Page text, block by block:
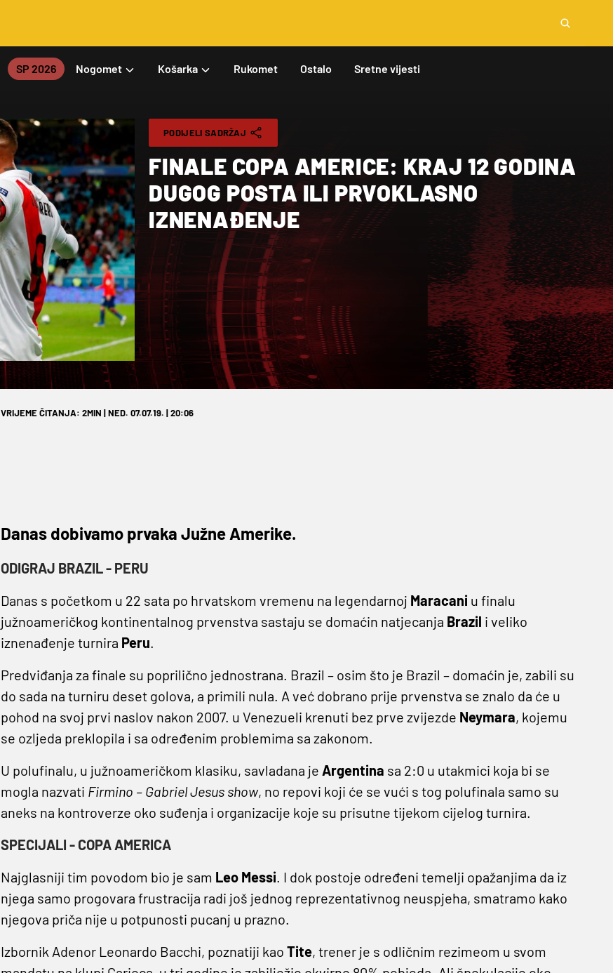
SP 2026 Nogomet Košarka Rukomet Ostalo Sretne vijesti
PODIJELI SADRŽAJ
FINALE COPA AMERICE: KRAJ 12 GODINA
DUGOG POSTA ILI PRVOKLASNO
IZNENAĐENJE
VRIJEME ČITANJA: 2MIN | NED. 07.07.19. | 20:06
Danas dobivamo prvaka Južne Amerike.
ODIGRAJ BRAZIL - PERU
Danas s početkom u 22 sata po hrvatskom vremenu na legendarnoj Maracani u finalu
južnoameričkog kontinentalnog prvenstva sastaju se domaćin natjecanja Brazil i veliko
iznenađenje turnira Peru.
Predviđanja za finale su poprilično jednostrana. Brazil – osim što je Brazil – domaćin je, zabili su
do sada na turniru deset golova, a primili nula. A već dobrano prije prvenstva se znalo da će u
pohod na svoj prvi naslov nakon 2007. u Venezueli krenuti bez prve zvijezde Neymara, kojemu
se ozljeda preklopila i sa određenim problemima sa zakonom.
U polufinalu, u južnoameričkom klasiku, savladana je Argentina sa 2:0 u utakmici koja bi se
mogla nazvati Firmino – Gabriel Jesus show, no repovi koji će se vući s tog polufinala samo su
aneks na kontroverze oko suđenja i organizacije koje su prisutne tijekom cijelog turnira.
SPECIJALI - COPA AMERICA
Najglasniji tim povodom bio je sam Leo Messi. I dok postoje određeni temelji opažanjima da iz
njega samo progovara frustracija radi još jednog reprezentativnog neuspjeha, smatramo kako
njegova priča nije u potpunosti pucanj u prazno.
Izbornik Adenor Leonardo Bacchi, poznatiji kao Tite, trener je s odličnim rezimeom u svom